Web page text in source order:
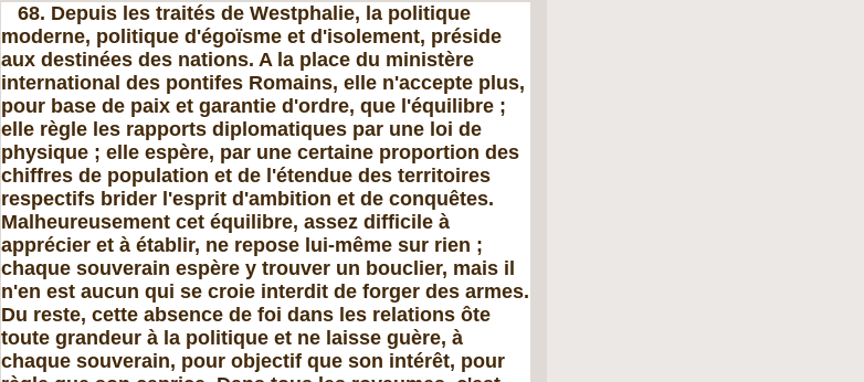
68. Depuis les traités de Westphalie, la politique
moderne, poli­tique d'égoïsme et d'isolement, préside
aux destinées des nations. A la place du ministère
international des pontifes Romains, elle n'accepte plus,
pour base de paix et garantie d'ordre, que l'équili­bre ;
elle règle les rapports diplomatiques par une loi de
physique ; elle espère, par une certaine proportion des
chiffres de population et de l'étendue des territoires
respectifs brider l'esprit d'ambition et de conquêtes.
Malheureusement cet équilibre, assez difficile à
apprécier et à établir, ne repose lui-même sur rien ;
chaque sou­verain espère y trouver un bouclier, mais il
n'en est aucun qui se croie interdit de forger des armes.
Du reste, cette absence de foi dans les relations ôte
toute grandeur à la politique et ne laisse guère, à
chaque souverain, pour objectif que son intérêt, pour